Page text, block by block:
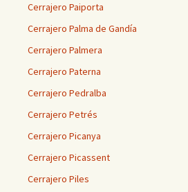
Cerrajero Paiporta
Cerrajero Palma de Gandía
Cerrajero Palmera
Cerrajero Paterna
Cerrajero Pedralba
Cerrajero Petrés
Cerrajero Picanya
Cerrajero Picassent
Cerrajero Piles